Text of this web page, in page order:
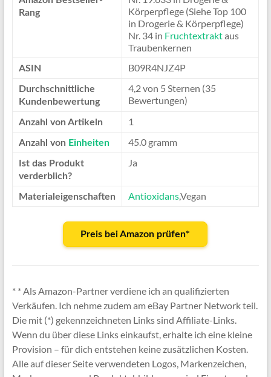
Rang
Körperpflege (Siehe Top 100
in Drogerie & Körperpflege)
Nr. 34 in Fruchtextraktaus
Traubenkernen
ASIN B09R4NJZ4P
Durchschnittliche
Kundenbewertung
4,2 von 5 Sternen (35
Bewertungen)
Anzahl von Artikeln 1
Anzahl von Einheiten 45.0 gramm
Ist das Produkt
verderblich?
Ja
Materialeigenschaften Antioxidans,Vegan
Preis bei Amazon prüfen*
* * Als Amazon-Partner verdiene ich an qualifizierten
Verkäufen. Ich nehme zudem am eBay Partner Network teil.
Die mit (*) gekennzeichneten Links sind Affiliate-Links.
Wenn du über diese Links einkaufst, erhalte ich eine kleine
Provision – für dich entstehen keine zusätzlichen Kosten.
Alle auf dieser Seite verwendeten Logos, Markenzeichen,